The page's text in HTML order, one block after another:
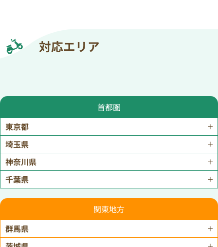
対応エリア
首都圏
東京都
埼玉県
神奈川県
千葉県
関東地方
群馬県